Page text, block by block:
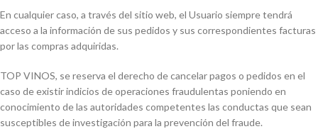
En cualquier caso, a través del sitio web, el Usuario siempre tendrá
acceso a la información de sus pedidos y sus correspondientes facturas
por las compras adquiridas.
TOP VINOS, se reserva el derecho de cancelar pagos o pedidos en el
caso de existir indicios de operaciones fraudulentas poniendo en
conocimiento de las autoridades competentes las conductas que sean
susceptibles de investigación para la prevención del fraude.